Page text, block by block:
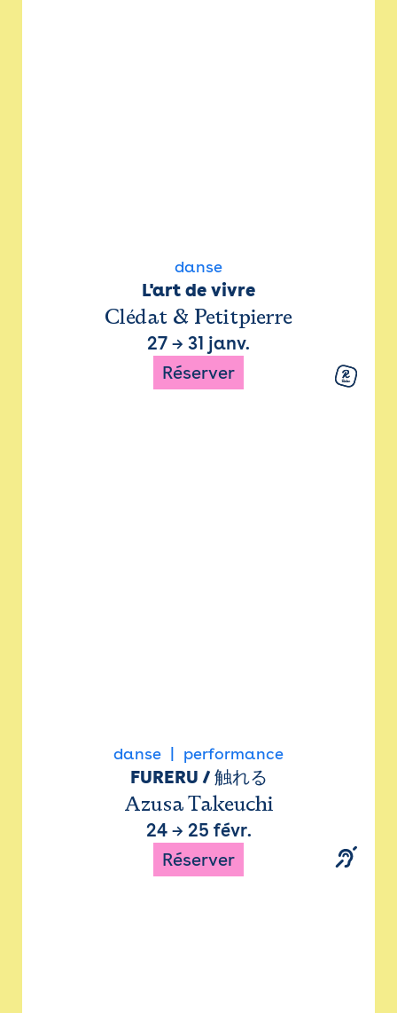
danse
L'art de vivre
Clédat & Petitpierre
27 → 31 janv.
Réserver
danse performance
FURERU / 触れる
Azusa Takeuchi
24→ 25 févr.
Réserver